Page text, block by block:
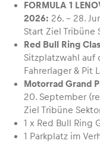
FORMULA 1
2026: 26. – 28.
Start Ziel Tribüne
Red Bull Ring
Sitzplatzwahl auf
Fahrerlager & Pit
Motorrad Grand
20. September
Ziel Tribüne
1 x Red Bull Ring
1 Parkplatz im